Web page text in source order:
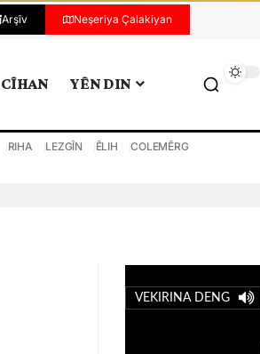
Arşîv Neşeriya Çalakiyan
CÎHAN YÊN DIN
RIHA LEZGÎN ÊLIH COLEMÊRG
VEKIRINA DENG